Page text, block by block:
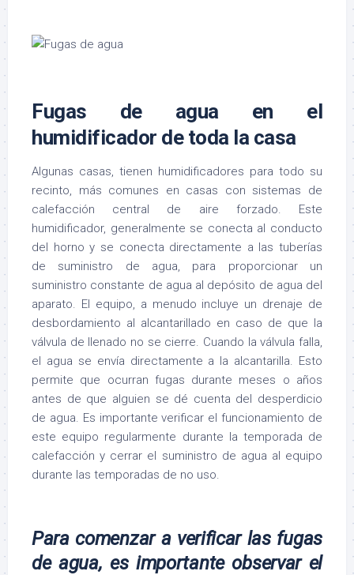
Fugas de agua en el
humidificador de toda la casa
Algunas casas, tienen humidificadores para todo su
recinto, más comunes en casas con sistemas de
calefacción central de aire forzado. Este
humidificador, generalmente se conecta al conducto
del horno y se conecta directamente a las tuberías
de suministro de agua, para proporcionar un
suministro constante de agua al depósito de agua del
aparato. El equipo, a menudo incluye un drenaje de
desbordamiento al alcantarillado en caso de que la
válvula de llenado no se cierre. Cuando la válvula falla,
el agua se envía directamente a la alcantarilla. Esto
permite que ocurran fugas durante meses o años
antes de que alguien se dé cuenta del desperdicio
de agua. Es importante verificar el funcionamiento de
este equipo regularmente durante la temporada de
calefacción y cerrar el suministro de agua al equipo
durante las temporadas de no uso.
Para comenzar a verificar las fugas
de agua, es importante observar el